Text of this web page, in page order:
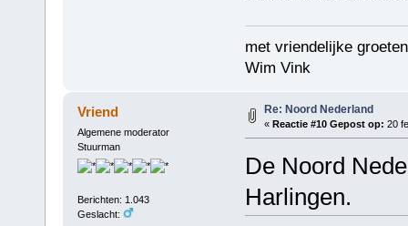
met vriendelijke
Wim Vink
Vriend
Algemene moderator
Stuurman
Berichten: 1.043
Geslacht:
Re: Noord Nederland
« Reactie #10 Gepost op: 20
De Noord
Harlingen.